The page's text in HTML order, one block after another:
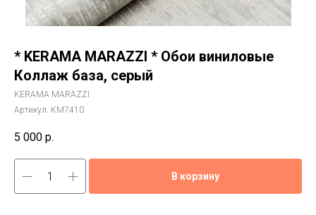
* KERAMA MARAZZI * Обои виниловые
Коллаж база, серый
KERAMA MARAZZI
Артикул: KM7410
5 000 р.
В корзину